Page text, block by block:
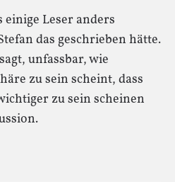
Leser anders
das geschrieben hätte.
unfassbar, wie
zu sein scheint, dass
zu sein scheinen